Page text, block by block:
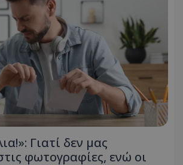
Γιατί δεν μας
φωτογραφίες, ενώ οι
YouTube
.youtube.com